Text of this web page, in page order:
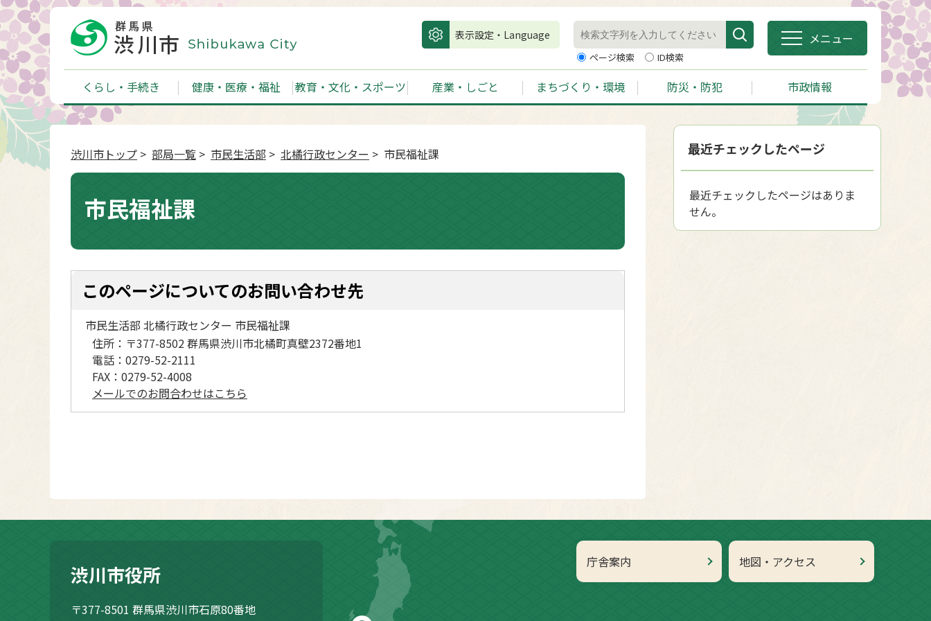
表示設定・Language
ページ検索 ID検索
メニュー
くらし・手続き 健康・医療・福祉 教育・文化・スポーツ 産業・しごと まちづくり・環境 防災・防犯 市政情報
渋川市トップ > 部局一覧 > 市民生活部 > 北橘行政センター > 市民福祉課
市民福祉課
このページについてのお問い合わせ先
市民生活部 北橘行政センター 市民福祉課
住所： 〒377-8502 群馬県渋川市北橘町真壁2372番地1
電話： 0279-52-2111
FAX： 0279-52-4008
メールでのお問合わせはこちら
最近チェックしたページ
最近チェックしたページはありま
せん。
庁舎案内 地図・アクセス
渋川市役所
〒377-8501 群馬県渋川市石原80番地